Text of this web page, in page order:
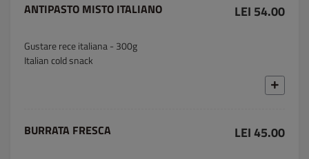
ANTIPASTO MISTO ITALIANO LEI 54.00
Gustare rece italiana - 300g
Italian cold snack
BURRATA FRESCA LEI 45.00